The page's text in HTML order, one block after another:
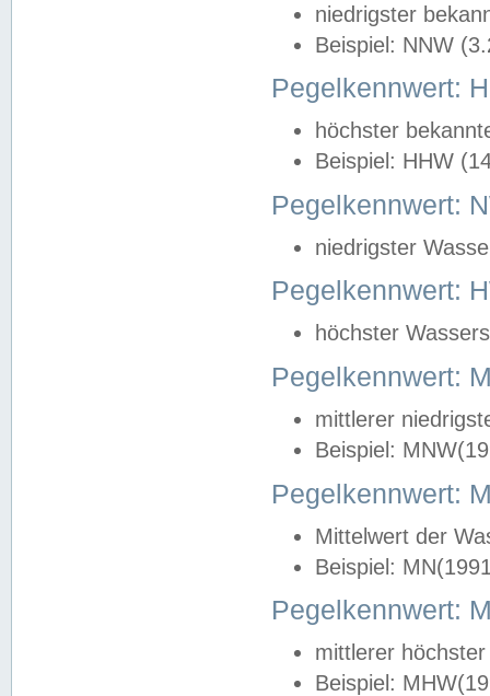
niedrigster
Beispiel: NNW
Pegelkennwert:
höchster
Beispiel: HHW
Pegelkennwert:
niedrigster
Pegelkennwert:
höchster
Pegelkennwert:
mittlerer
Beispiel:
Pegelkennwert:
Mittelwert der
Beispiel:
Pegelkennwert:
mittlerer
Beispiel: